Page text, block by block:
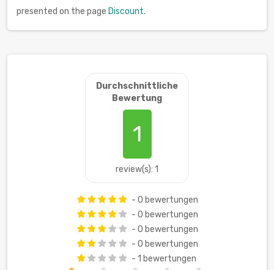
presented on the page Discount.
Durchschnittliche
Bewertung
1
review(s): 1
- 0 bewertungen
- 0 bewertungen
- 0 bewertungen
- 0 bewertungen
- 1 bewertungen